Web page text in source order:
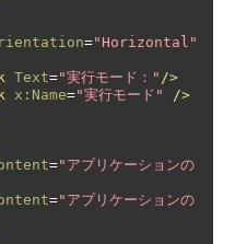
="Horizontal"
Text="実行モード：" />
x:Name="実行モード"
/>
="アプリケーションの
="アプリケーションの